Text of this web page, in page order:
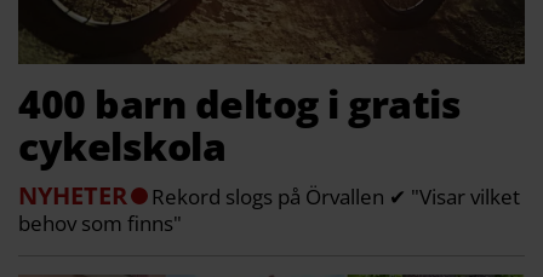
400 barn deltog i gratis
cykelskola
NYHETER
Rekord slogs på Örvallen ✔ "Visar vilket
behov som finns"